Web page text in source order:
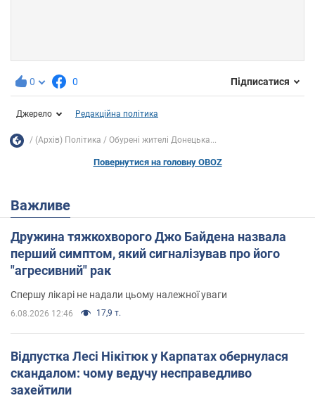
0 0 Підписатися
Джерело Редакційна політика
(Архів) Політика Обурені жителі Донецька...
Повернутися на головну OBOZ
Важливе
Дружина тяжкохворого Джо Байдена назвала
перший симптом, який сигналізував про його
"агресивний" рак
Спершу лікарі не надали цьому належної уваги
6.08.2026 12:46 17,9 т.
Відпустка Лесі Нікітюк у Карпатах обернулася
скандалом: чому ведучу несправедливо
захейтили